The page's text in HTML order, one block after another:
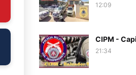
12:09
CIPM -
21:34